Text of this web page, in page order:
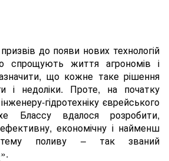
до появи нових технологій
спрощують життя агрономів і
що кожне таке рішення
і недоліки. Проте, на початку
гідротехніку єврейського
Блассу вдалося розробити,
економічну і найменш
поливу – так званий
».